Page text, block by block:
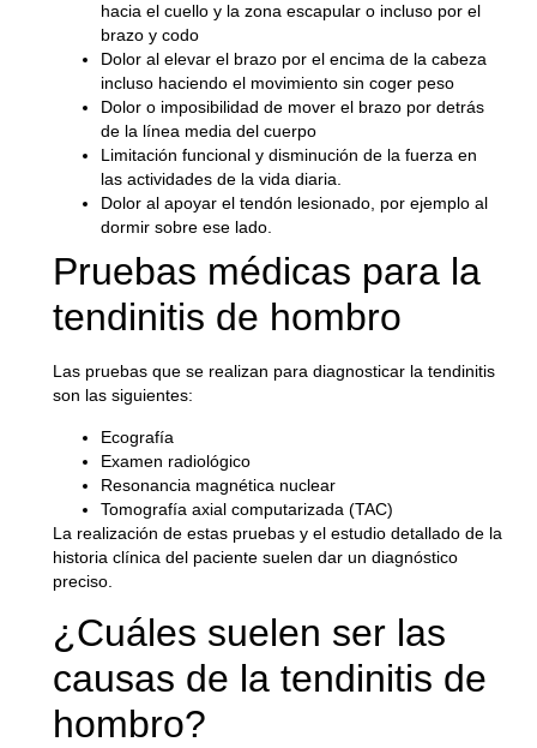
hacia el cuello y la zona escapular o incluso por el
brazo y codo
Dolor al elevar el brazo por el encima de la cabeza
incluso haciendo el movimiento sin coger peso
Dolor o imposibilidad de mover el brazo por detrás
de la línea media del cuerpo
Limitación funcional y disminución de la fuerza en
las actividades de la vida diaria.
Dolor al apoyar el tendón lesionado, por ejemplo al
dormir sobre ese lado.
Pruebas médicas para la
tendinitis de hombro
Las pruebas que se realizan para diagnosticar la tendinitis
son las siguientes:
Ecografía
Examen radiológico
Resonancia magnética nuclear
Tomografía axial computarizada (TAC)
La realización de estas pruebas y el estudio detallado de la
historia clínica del paciente suelen dar un diagnóstico
preciso.
¿Cuáles suelen ser las
causas de la tendinitis de
hombro?